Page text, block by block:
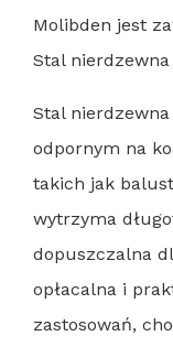
Molibden jest
Stal
Stal
odpornym na
takich jak
wytrzyma
dopuszczalna
opłacalna i
zastosowań,